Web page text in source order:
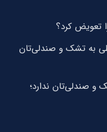
تعویض کرد؟
به تشک و صندلی‌تان
و صندلی‌تان ندارد؛